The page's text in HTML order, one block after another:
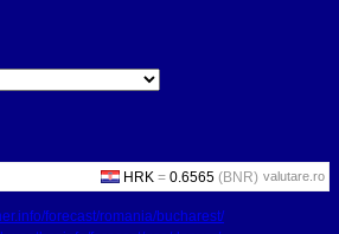
valutare.ro
forecast/romania/bucharest/